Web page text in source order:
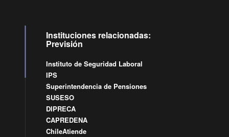
Instituciones relacionadas:
Previsión
Instituto de Seguridad Laboral
IPS
Superintendencia de Pensiones
SUSESO
DIPRECA
CAPREDENA
ChileAtiende